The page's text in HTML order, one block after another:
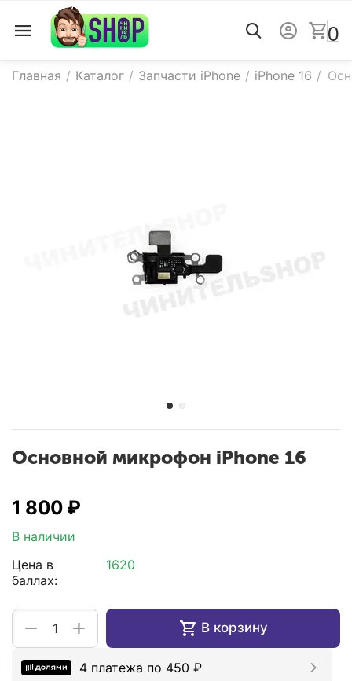
0
Главная / Каталог / Запчасти iPhone / iPhone 16 /
Основной микрофон iPhone 16
1 800 ₽
В наличии
Цена в
баллах:
1620
+
− В корзину
4 платежа по 450 ₽